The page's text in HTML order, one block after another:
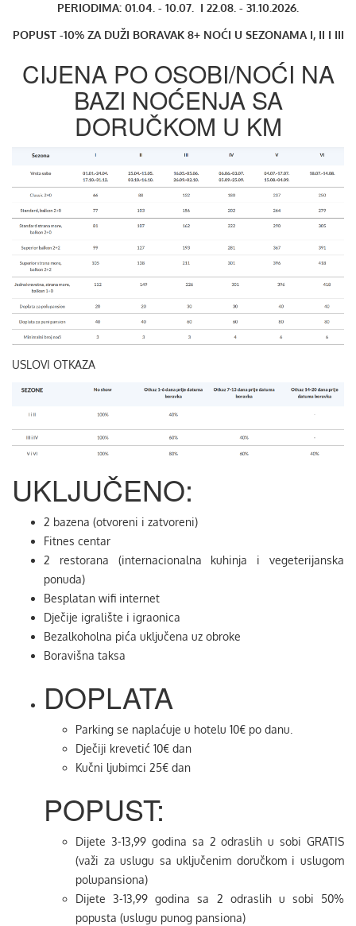
PERIODIMA: 01.04. - 10.07. I 22.08. - 31.10.2026.
POPUST -10% ZA DUŽI BORAVAK 8+ NOĆI U SEZONAMA I, II I III
CIJENA PO OSOBI/NOĆI NA
BAZI NOĆENJA SA
DORUČKOM U KM
USLOVI OTKAZA
UKLJUČENO:
2 bazena (otvoreni i zatvoreni)
Fitnes centar
2 restorana (internacionalna kuhinja i vegeterijanska
ponuda)
Besplatan wifi internet
Dječije igralište i igraonica
Bezalkoholna pića uključena uz obroke
Boravišna taksa
DOPLATA
Parking se naplaćuje u hotelu 10€ po danu.
Dječiji krevetić 10€ dan
Kučni ljubimci 25€ dan
POPUST:
Dijete 3-13,99 godina sa 2 odraslih u sobi GRATIS
(važi za uslugu sa uključenim doručkom i uslugom
polupansiona)
Dijete 3-13,99 godina sa 2 odraslih u sobi 50%
popusta (uslugu punog pansiona)